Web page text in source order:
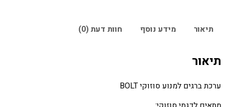
תיאור
מידע נוסף חוות דעת (0)
תיאור
ערכת ברגים למנוע סוזוקי BOLT